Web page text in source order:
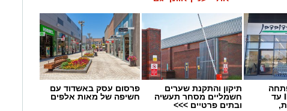
סניף במתחם IN עד
תיקון והתקנת שערים
חשמליים מסחר תעשיה
ובתים פרטיים >>>
פרסום עסק באשדוד עם
חשיפה של מאות אלפים